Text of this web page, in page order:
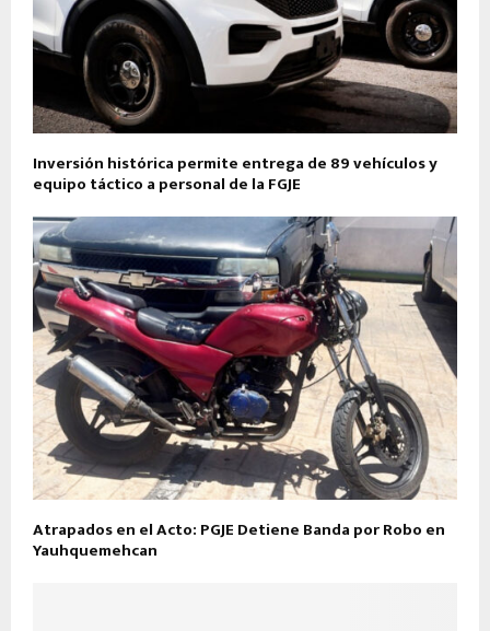
Inversión histórica permite entrega de 89 vehículos y
equipo táctico a personal de la FGJE
Atrapados en el Acto: PGJE Detiene Banda por Robo en
Yauhquemehcan